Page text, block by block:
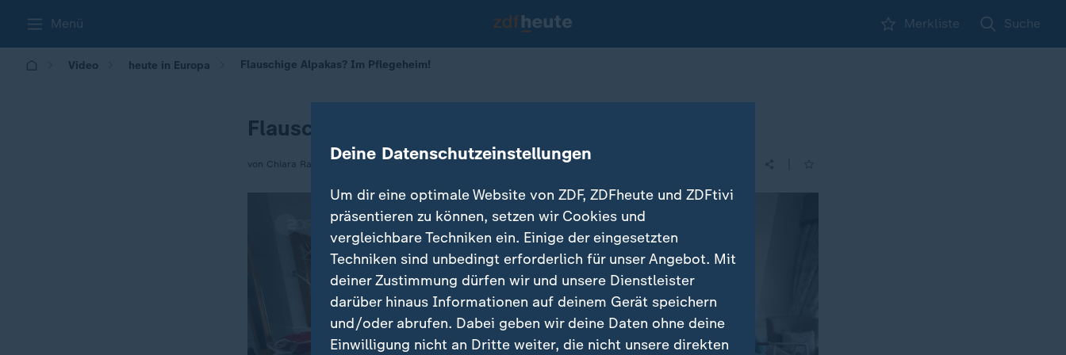
Menü Merkliste Suche
Video heute in Europa Flauschige Alpakas? Im Pflegeheim!
Flauschige Alpakas? Im Pflegeheim!
von Chiara Raber Deine Datenschutzeinstellungen
Um dir eine optimale Website von ZDF, ZDFheute und ZDFtivi
präsentieren zu können, setzen wir Cookies und
vergleichbare Techniken ein. Einige der eingesetzten
Techniken sind unbedingt erforderlich für unser Angebot. Mit
deiner Zustimmung dürfen wir und unsere Dienstleister
darüber hinaus Informationen auf deinem Gerät speichern
und/oder abrufen. Dabei geben wir deine Daten ohne deine
Einwilligung nicht an Dritte weiter, die nicht unsere direkten